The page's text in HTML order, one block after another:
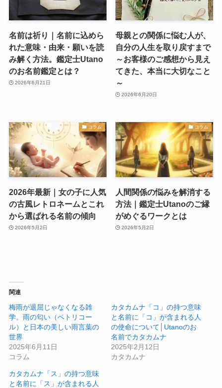
名前は祈り｜名前に込めら
れた意味・由来・願いを読
み解く方法。鑑定士Utano
のお名前鑑定とは？
2026年6月21日
母親との関係に悩む人が、
自分の人生を取り戻すまで
～お客様のご感想から見え
てきた、本当に大切なこと
～
2026年6月20日
コラム
2026年最新｜女の子に人気
の古風レトロネームとこれ
から選ばれる名前の傾向
2026年5月2日
コラム
人間関係の悩みを解消する
方法｜鑑定士Utanoのご縁
がめぐるワークとは
2026年5月2日
関連
梅雨が退屈じゃなくなる雑
学。雨の匂い（ペトリコー
ル）と日本の美しい雨言葉の
世界
2025年6月11日
コラム
カタカムナ「コ」の持つ意味
と名前に「コ」が含まれる人
の使命について│Utanoのお
名前でカタカムナ
2025年2月12日
カタカムナ
カタカムナ「ス」の持つ意味
と名前に「ス」が含まれる人